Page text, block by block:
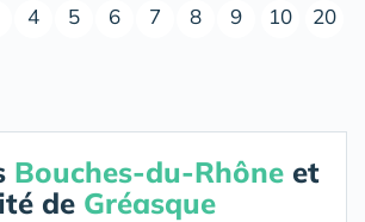
4 5 6 7 8 9 10 20
Bouches-du-Rhône et
de Gréasque